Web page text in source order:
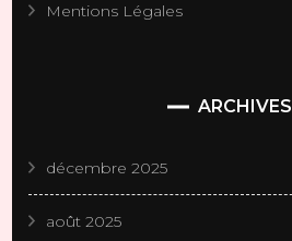
Mentions Légales
ARCHIVES
décembre 2025
août 2025